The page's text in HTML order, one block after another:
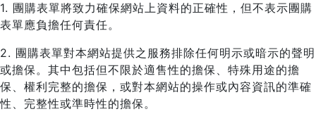
1. 團購表單將致力確保網站上資料的正確性，但不表示團購
表單應負擔任何責任。
2. 團購表單對本網站提供之服務排除任何明示或暗示的聲明
或擔保。其中包括但不限於適售性的擔保、特殊用途的擔
保、權利完整的擔保，或對本網站的操作或內容資訊的準確
性、完整性或準時性的擔保。